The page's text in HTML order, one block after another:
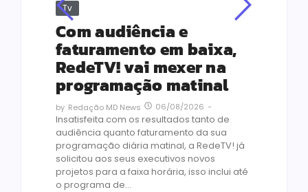
Tv
Com audiência e
faturamento em baixa,
RedeTV! vai mexer na
programação matinal
by Redação MD News 06/08/2026 -
Insatisfeita com os resultados tanto de
audiência quanto faturamento da sua
programação diária matinal, a RedeTV! já
solicitou aos seus executivos novos
projetos para a faixa horária, isso inclui até
o programa de...